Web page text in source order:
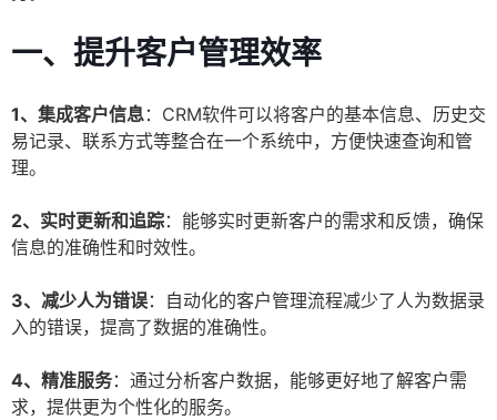
一、提升客户管理效率
1、集成客户信息：CRM软件可以将客户的基本信息、历史交
易记录、联系方式等整合在一个系统中，方便快速查询和管
理。
2、实时更新和追踪：能够实时更新客户的需求和反馈，确保
信息的准确性和时效性。
3、减少人为错误：自动化的客户管理流程减少了人为数据录
入的错误，提高了数据的准确性。
4、精准服务：通过分析客户数据，能够更好地了解客户需
求，提供更为个性化的服务。